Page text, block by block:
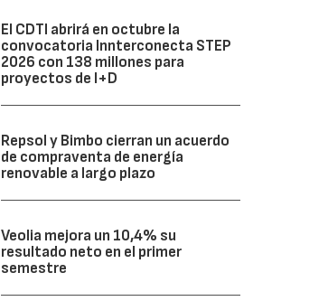
El CDTI abrirá en octubre la
convocatoria Innterconecta STEP
2026 con 138 millones para
proyectos de I+D
Repsol y Bimbo cierran un acuerdo
de compraventa de energía
renovable a largo plazo
Veolia mejora un 10,4% su
resultado neto en el primer
semestre